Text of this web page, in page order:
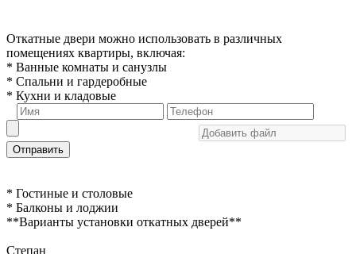
Откатные двери можно использовать в различных
помещениях квартиры, включая:
* Ванные комнаты и санузлы
* Спальни и гардеробные
* Кухни и кладовые
Отправить
* Гостиные и столовые
* Балконы и лоджии
**Варианты установки откатных дверей**
Степан